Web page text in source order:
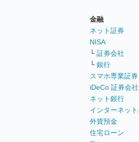
金融
ネット証券
NISA
└ 証券会社
└ 銀行
スマホ専業証券
iDeCo 証券会社
ネット銀行
インターネッ
外貨預金
住宅ローン